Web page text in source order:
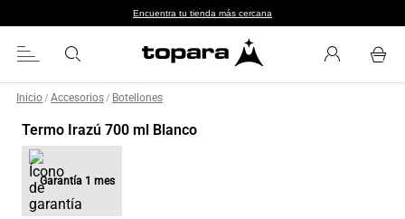
Encuentra tu tienda más cercana
Inicio / Accesorios / Botellones
Termo Irazú 700 ml Blanco
Garantía 1 mes